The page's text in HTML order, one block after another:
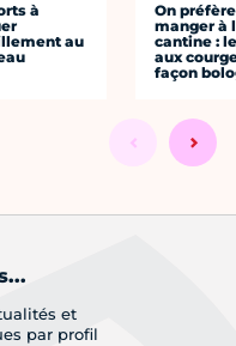
à
au
On préfère
manger à
cantine :
aux
façon
et
par profil